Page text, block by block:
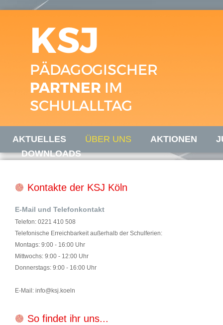
AKTUELLES ÜBER UNS AKTIONEN
DOWNLOADS
Kontakte der KSJ Köln
E-Mail und Telefonkontakt
Telefon: 0221 410 508
Telefonische Erreichbarkeit außerhalb der Schulferien:
Montags: 9:00 - 16:00 Uhr
Mittwochs: 9:00 - 12:00 Uhr
Donnerstags: 9:00 - 16:00 Uhr
E-Mail: info@ksj.koeln
So findet ihr uns...